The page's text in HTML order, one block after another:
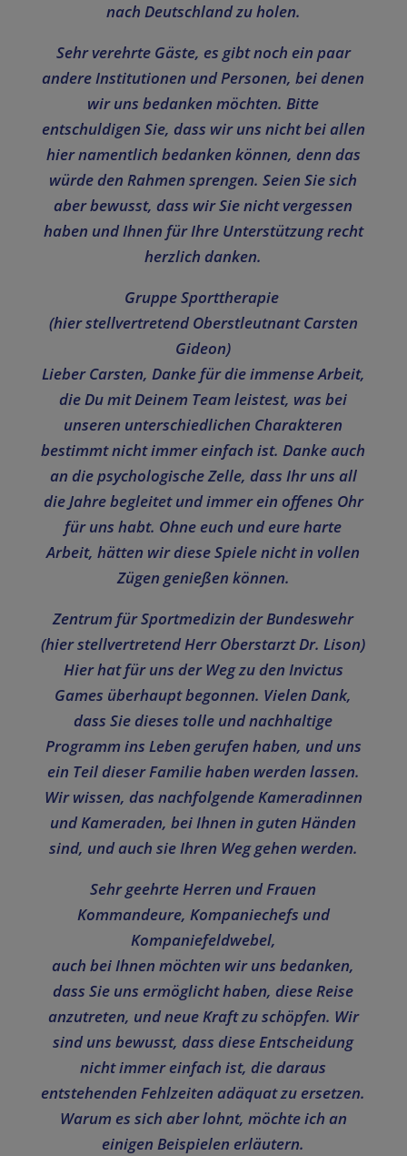
nach Deutschland zu holen.
Sehr verehrte Gäste, es gibt noch ein paar
andere Institutionen und Personen, bei denen
wir uns bedanken möchten. Bitte
entschuldigen Sie, dass wir uns nicht bei allen
hier namentlich bedanken können, denn das
würde den Rahmen sprengen. Seien Sie sich
aber bewusst, dass wir Sie nicht vergessen
haben und Ihnen für Ihre Unterstützung recht
herzlich danken.
Gruppe Sporttherapie
(hier stellvertretend Oberstleutnant Carsten
Gideon)
Lieber Carsten, Danke für die immense Arbeit,
die Du mit Deinem Team leistest, was bei
unseren unterschiedlichen Charakteren
bestimmt nicht immer einfach ist. Danke auch
an die psychologische Zelle, dass Ihr uns all
die Jahre begleitet und immer ein offenes Ohr
für uns habt. Ohne euch und eure harte
Arbeit, hätten wir diese Spiele nicht in vollen
Zügen genießen können.
Zentrum für Sportmedizin der Bundeswehr
(hier stellvertretend Herr Oberstarzt Dr. Lison)
Hier hat für uns der Weg zu den Invictus
Games überhaupt begonnen. Vielen Dank,
dass Sie dieses tolle und nachhaltige
Programm ins Leben gerufen haben, und uns
ein Teil dieser Familie haben werden lassen.
Wir wissen, das nachfolgende Kameradinnen
und Kameraden, bei Ihnen in guten Händen
sind, und auch sie Ihren Weg gehen werden.
Sehr geehrte Herren und Frauen
Kommandeure, Kompaniechefs und
Kompaniefeldwebel,
auch bei Ihnen möchten wir uns bedanken,
dass Sie uns ermöglicht haben, diese Reise
anzutreten, und neue Kraft zu schöpfen. Wir
sind uns bewusst, dass diese Entscheidung
nicht immer einfach ist, die daraus
entstehenden Fehlzeiten adäquat zu ersetzen.
Warum es sich aber lohnt, möchte ich an
einigen Beispielen erläutern.